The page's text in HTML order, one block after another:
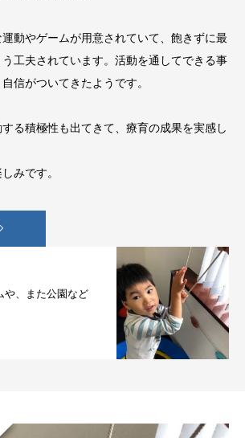
動やゲームが用意されていて、飽きずに最
工夫されています。活動を通してできる事
信がついてきたようです。
る積極性も出てきて、療育の成果を実感し
みです。
や、また公園など